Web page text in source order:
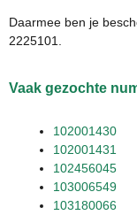
Daarmee ben je
2225101.
Vaak gezochte
102001430
102001431
102456045
103006549
103180066